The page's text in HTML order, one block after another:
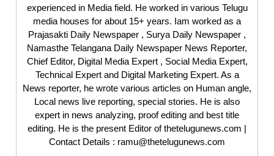
experienced in Media field. He worked in various Telugu
media houses for about 15+ years. Iam worked as a
Prajasakti Daily Newspaper , Surya Daily Newspaper ,
Namasthe Telangana Daily Newspaper News Reporter,
Chief Editor, Digital Media Expert , Social Media Expert,
Technical Expert and Digital Marketing Expert. As a
News reporter, he wrote various articles on Human angle,
Local news live reporting, special stories. He is also
expert in news analyzing, proof editing and best title
editing. He is the present Editor of thetelugunews.com |
Contact Details : ramu@thetelugunews.com